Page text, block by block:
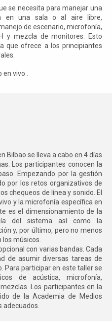
se necesita para manejar una
en una sala o al aire libre,
de escenario, microfonía,
y mezcla de monitores. Esto
que ofrece a los principiantes
vivo .
Bilbao se lleva a cabo en 4 días
Los participantes conocen la
Empezando por la gestión
por los retos organizativos de
chequeos de línea y sonido. El
y la microfonía específica en
es el dimensionamiento de la
del sistema así como la
y, por último, pero no menos
músicos.
con varias bandas. Cada
de asumir diversas tareas de
Para participar en este taller se
de acústica, microfonía,
Los participantes en la
de la Academia de Medios